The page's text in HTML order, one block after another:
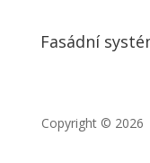
Fasádní
Copyright © 2026